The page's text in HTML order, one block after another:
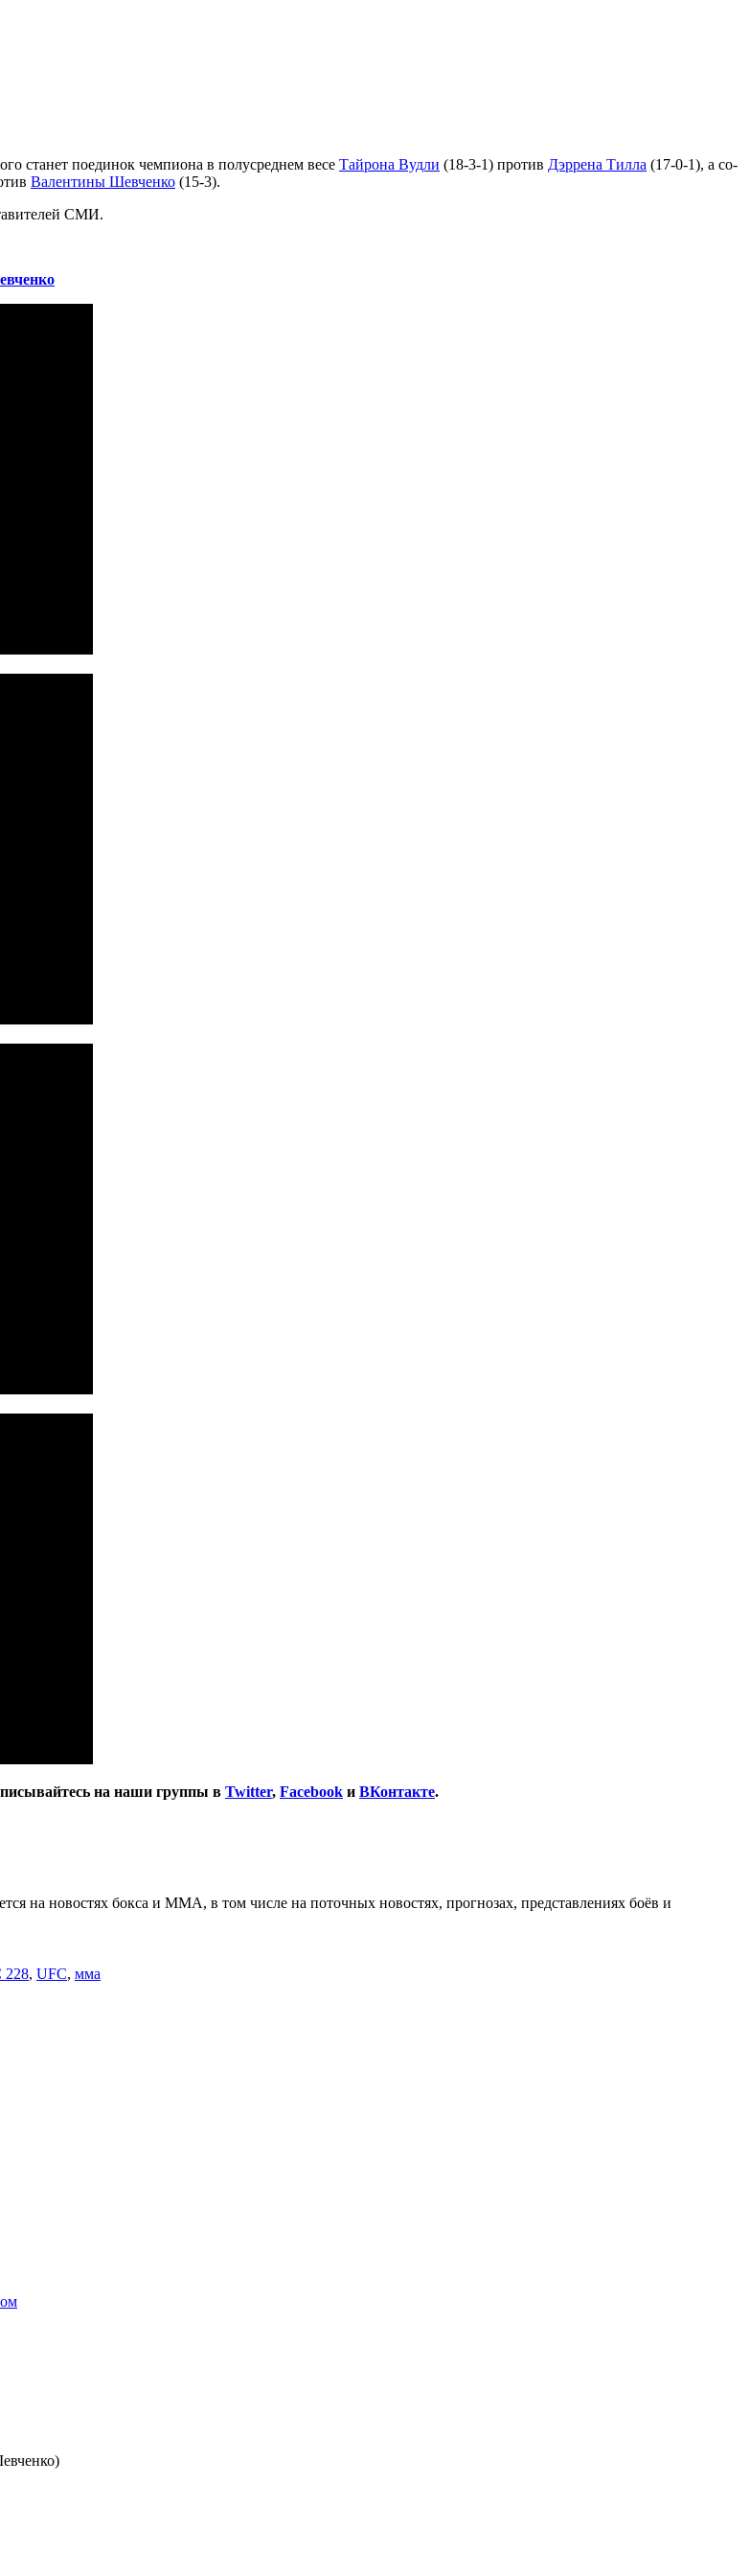
станет поединок чемпиона в полусреднем весе Тайрона Вудли (18-3-1) против Дэррена Тилла (17-0-1), а со-
Валентины Шевченко (15-3).
СМИ.
на наши группы в Twitter, Facebook и ВКонтакте.
на новостях бокса и ММА, в том числе на поточных новостях, прогнозах, представлениях боёв и
228, UFC, мма